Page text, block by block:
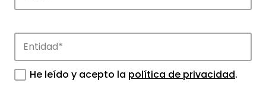
Noticias
Conoce las noticias más destacadas de
APTE y sus parques científicos y
He leído y acepto la política de privacidad.